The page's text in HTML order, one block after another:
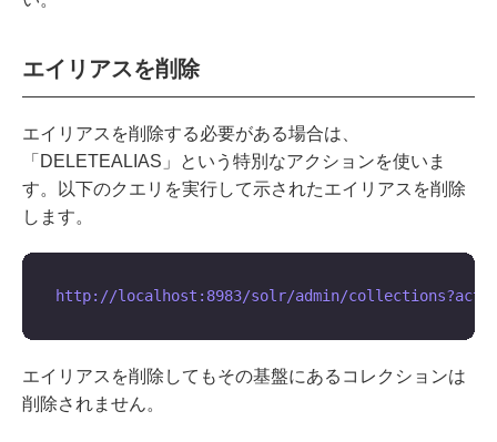
エイリアスを削除
エイリアスを削除する必要がある場合は、
「DELETEALIAS」という特別なアクションを使いま
す。以下のクエリを実行して示されたエイリアスを削除
します。
エイリアスを削除してもその基盤にあるコレクションは
削除されません。